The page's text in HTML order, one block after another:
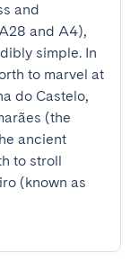
and
and A4),
simple. In
to marvel at
do Castelo,
(the
ancient
to stroll
(known as